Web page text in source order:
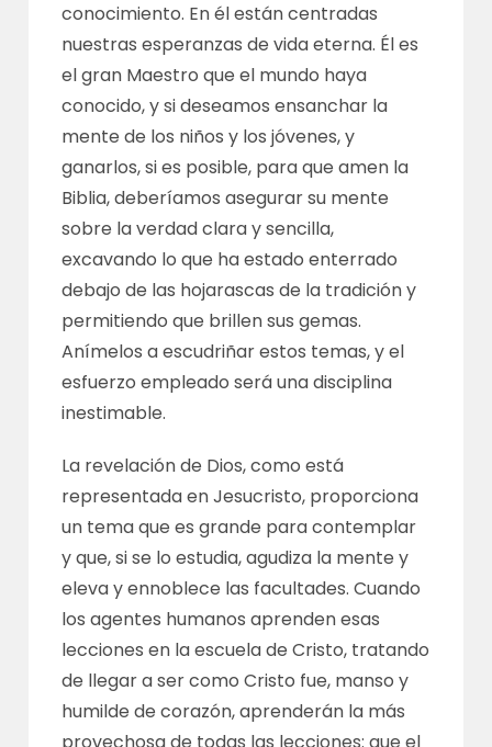
conocimiento. En él están centradas
nuestras esperanzas de vida eterna. Él es
el gran Maestro que el mundo haya
conocido, y si deseamos ensanchar la
mente de los niños y los jóvenes, y
ganarlos, si es posible, para que amen la
Biblia, deberíamos asegurar su mente
sobre la verdad clara y sencilla,
excavando lo que ha estado enterrado
debajo de las hojarascas de la tradición y
permitiendo que brillen sus gemas.
Anímelos a escudriñar estos temas, y el
esfuerzo empleado será una disciplina
inestimable.
La revelación de Dios, como está
representada en Jesucristo, proporciona
un tema que es grande para contemplar
y que, si se lo estudia, agudiza la mente y
eleva y ennoblece las facultades. Cuando
los agentes humanos aprenden esas
lecciones en la escuela de Cristo, tratando
de llegar a ser como Cristo fue, manso y
humilde de corazón, aprenderán la más